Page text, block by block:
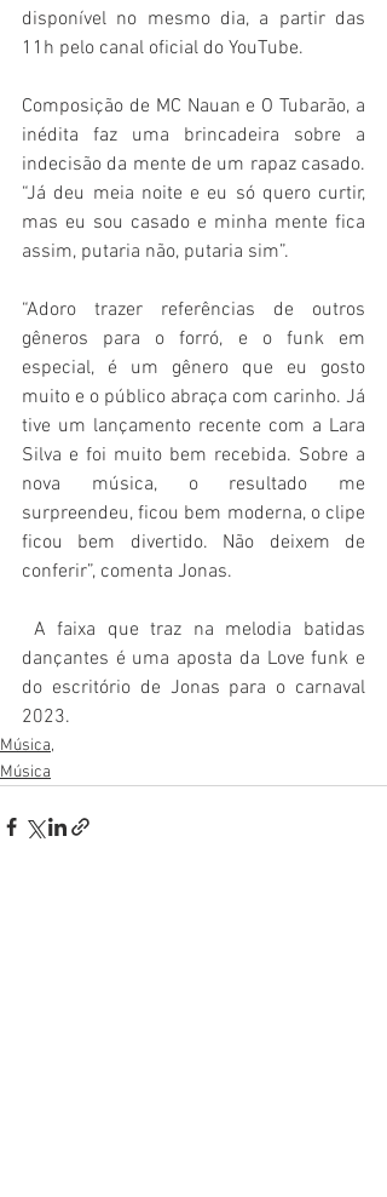
disponível no mesmo dia, a partir das
11h pelo canal oficial do YouTube.
Composição de MC Nauan e O Tubarão, a
inédita faz uma brincadeira sobre a
indecisão da mente de um rapaz casado.
“Já deu meia noite e eu só quero curtir,
mas eu sou casado e minha mente fica
assim, putaria não, putaria sim”.
“Adoro trazer referências de outros
gêneros para o forró, e o funk em
especial, é um gênero que eu gosto
muito e o público abraça com carinho. Já
tive um lançamento recente com a Lara
Silva e foi muito bem recebida. Sobre a
nova música, o resultado me
surpreendeu, ficou bem moderna, o clipe
ficou bem divertido. Não deixem de
conferir”, comenta Jonas.
dançantes é uma aposta da Love funk e
do escritório de Jonas para o carnaval
2023.
Música,
Música